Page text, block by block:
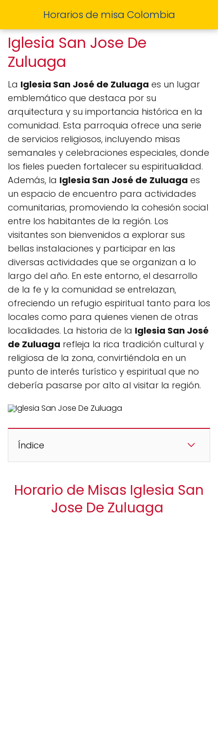
Horarios de misa Colombia
Iglesia San Jose De
Zuluaga
La Iglesia San José de Zuluaga es un lugar
emblemático que destaca por su
arquitectura y su importancia histórica en la
comunidad. Esta parroquia ofrece una serie
de servicios religiosos, incluyendo misas
semanales y celebraciones especiales, donde
los fieles pueden fortalecer su espiritualidad.
Además, la Iglesia San José de Zuluaga es
un espacio de encuentro para actividades
comunitarias, promoviendo la cohesión social
entre los habitantes de la región. Los
visitantes son bienvenidos a explorar sus
bellas instalaciones y participar en las
diversas actividades que se organizan a lo
largo del año. En este entorno, el desarrollo
de la fe y la comunidad se entrelazan,
ofreciendo un refugio espiritual tanto para los
locales como para quienes vienen de otras
localidades. La historia de la Iglesia San José
de Zuluaga refleja la rica tradición cultural y
religiosa de la zona, convirtiéndola en un
punto de interés turístico y espiritual que no
debería pasarse por alto al visitar la región.
Índice
Horario de Misas Iglesia San
Jose De Zuluaga